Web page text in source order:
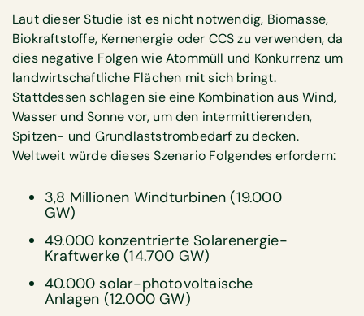
Laut dieser Studie ist es nicht notwendig, Biomasse,
Biokraftstoffe, Kernenergie oder CCS zu verwenden, da
dies negative Folgen wie Atommüll und Konkurrenz um
landwirtschaftliche Flächen mit sich bringt.
Stattdessen schlagen sie eine Kombination aus Wind,
Wasser und Sonne vor, um den intermittierenden,
Spitzen- und Grundlaststrombedarf zu decken.
Weltweit würde dieses Szenario Folgendes erfordern:
3,8 Millionen Windturbinen (19.000
GW)
49.000 konzentrierte Solarenergie-
Kraftwerke (14.700 GW)
40.000 solar-photovoltaische
Anlagen (12.000 GW)